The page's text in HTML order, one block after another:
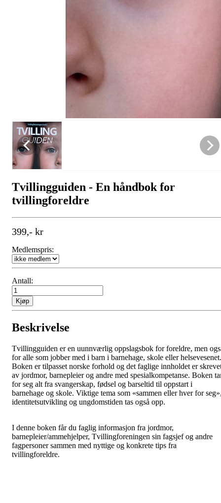
Tvillingguiden - En håndbok for
tvillingforeldre
399,- kr
Medlemspris:
Antall:
Kjøp
Beskrivelse
Tvillingguiden er en uunnværlig oppslagsbok for foreldre, men
for alle som jobber med i barn i barnehage, skole eller helsevesenet.
Boken er tilpasset norske forhold og det faglige innholdet er
av jordmor, barnepleier og andre med spesialkompetanse. Boken
for seg alt fra svangerskap, fødsel og barseltid til oppstart i
barnehage og skole. Viktige tema som «sammen eller hver for
identitetsutvikling og ungdomstiden tas også opp.
I denne boken får du faglig informasjon fra jordmor,
barnepleier/ammehjelper, Tvillingforeningen sin fagsjef og andre
fagpersoner sammen med nyttige og konkrete tips fra
tvillingforeldre.